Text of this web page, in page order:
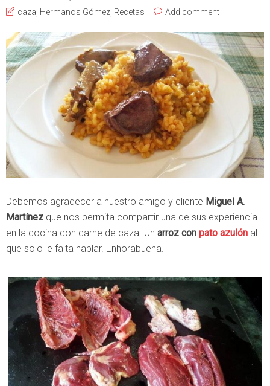
caza Hermanos Gómez Recetas Add comment
Debemos agradecer a nuestro amigo y cliente Miguel A.
Martínez que nos permita compartir una de sus experiencia
en la cocina con carne de caza. Un arroz con pato azulón al
que solo le falta hablar. Enhorabuena.